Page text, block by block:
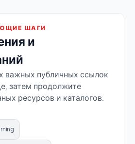
ШАГИ
и
важных публичных ссылок
затем продолжите
ресурсов и каталогов.